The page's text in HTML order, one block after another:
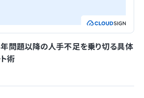
問題以降の人手不足を乗り切る具体
術